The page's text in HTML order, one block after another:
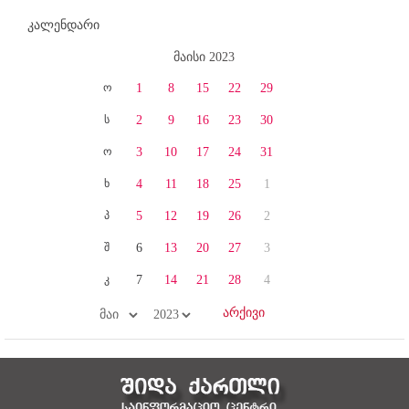
კალენდარი
მაისი 2023
ო
ს
ო
ხ
პ
შ
კ
1
2
3
4
5
6
7
8
9
10
11
12
13
14
15
16
17
18
19
20
21
22
23
24
25
26
27
28
29
30
31
1
2
3
4